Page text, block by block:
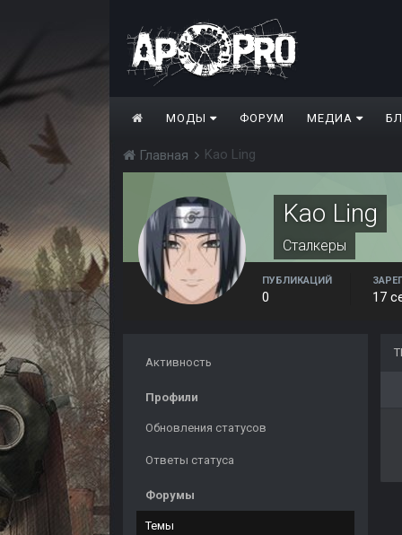
МОДЫ ФОРУМ МЕДИА
Главная Kao Ling
Kao Ling
Сталкеры
ПУБЛИКАЦИЙ
0 17
Активность
Профили
Обновления статусов
Ответы статуса
Форумы
Темы